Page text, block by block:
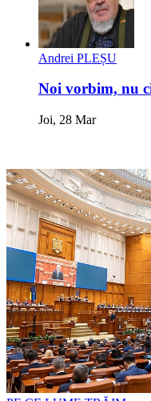
Andrei PLEȘU
Noi vorbim, nu
Joi, 28 Mar